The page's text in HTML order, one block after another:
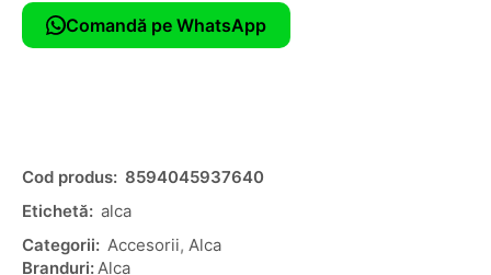
Comandă pe WhatsApp
Cod produs: 8594045937640
Etichetă: alca
Categorii: Accesorii, Alca
Branduri: Alca